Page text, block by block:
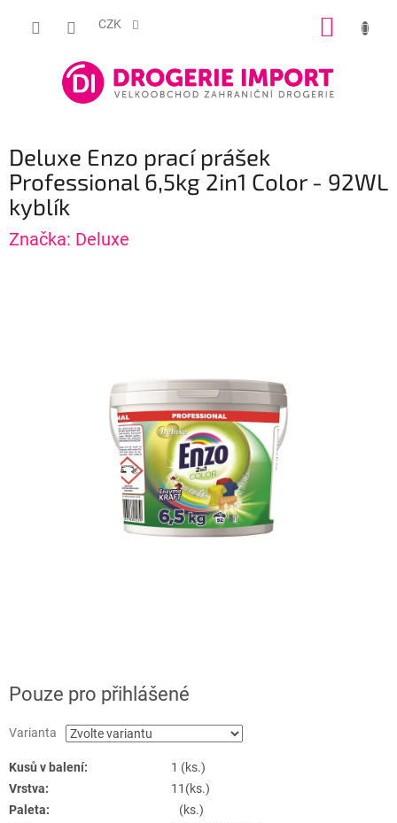
CZK
Deluxe Enzo prací prášek
Professional 6,5kg 2in1 Color - 92WL
kyblík
Značka: Deluxe
Pouze pro přihlášené
Varianta
Kusů v balení:
1 (ks.)
Vrstva:
11(ks.)
Paleta:
(ks.)